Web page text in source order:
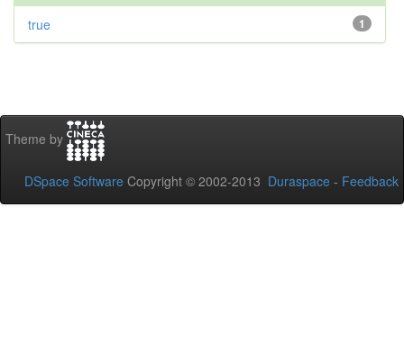
1
true
Theme by
DSpace Software Copyright © 2002-2013 Duraspace - Feedback